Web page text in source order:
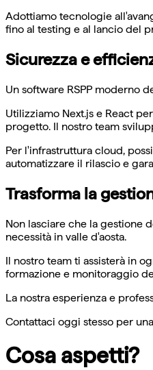
Adottiamo tecnologie
fino al testing e al lancio del
Sicurezza e
Un software RSPP moderno
Utilizziamo Next.js e React
progetto. Il nostro team
Per l'infrastruttura cloud,
automatizzare il rilascio e
Trasforma la
Non lasciare che la gestione
necessità in valle d'aosta.
Il nostro team ti assisterà in
formazione e monitoraggio
La nostra esperienza e
Contattaci oggi stesso per
Cosa aspetti?